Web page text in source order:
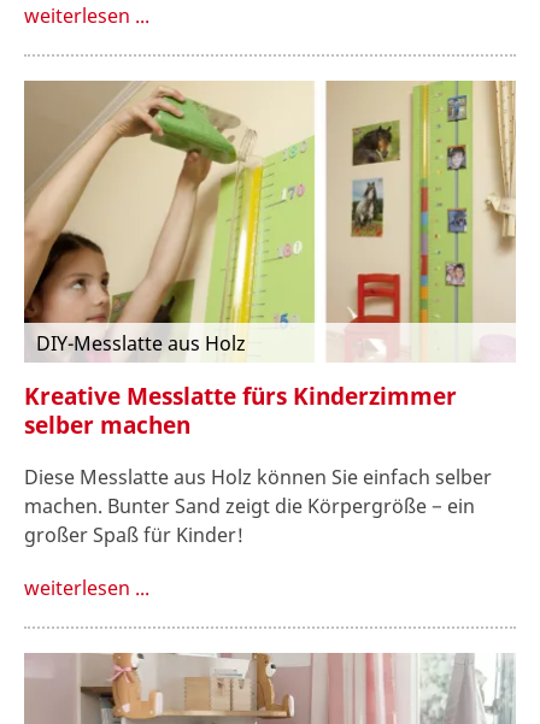
weiterlesen ...
DIY-Messlatte aus Holz
Kreative Messlatte fürs Kinderzimmer
selber machen
Diese Messlatte aus Holz können Sie einfach selber
machen. Bunter Sand zeigt die Körpergröße − ein
großer Spaß für Kinder!
weiterlesen ...